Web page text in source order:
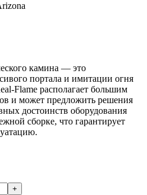
камина — это
портала и имитации огня
Flame располагает большим
и может предложить решения
достоинств оборудования
сборке, что гарантирует
+